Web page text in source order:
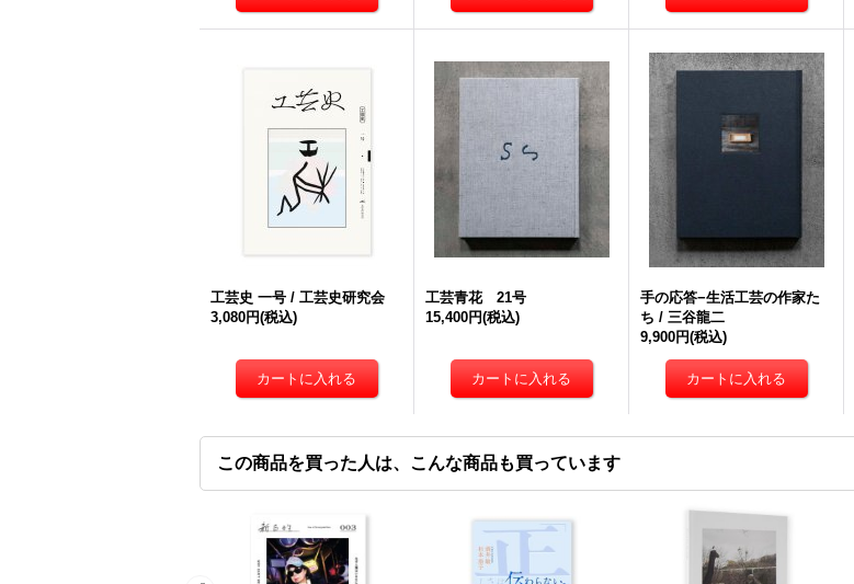
工芸史 一号 / 工芸史研究会
3,080円(税込)
工芸青花 21号
15,400円(税込)
手の応答−生活工芸の作家た
ち / 三谷龍二
9,900円(税込)
この商品を買った人は、こんな商品も買っています